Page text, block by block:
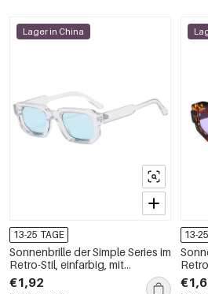
Lager in China
13-25 TAGE
Sonnenbrille der Simple Series im
Retro-Stil, einfarbig, mit
Leopardenmuster und
Farbverlauf
€1,92
13-